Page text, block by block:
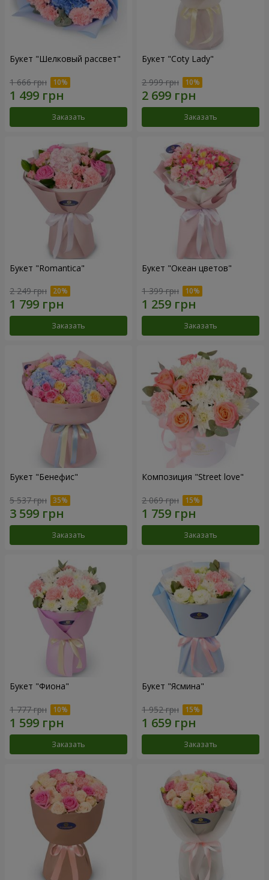
Букет "Шелковый рассвет"
1 666 грн
Заказать
Букет "Coty Lady"
2 999 грн
Заказать
Букет "Romantica"
2 249 грн
Заказать
Букет "Океан цветов"
1 399 грн
Заказать
Букет "Бенефис"
5 537 грн
Заказать
Композиция "Street love"
2 069 грн
Заказать
Букет "Фиона"
1 777 грн
Заказать
Букет "Ясмина"
1 952 грн
Заказать